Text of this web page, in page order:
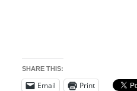
SHARE THIS:
Email Print